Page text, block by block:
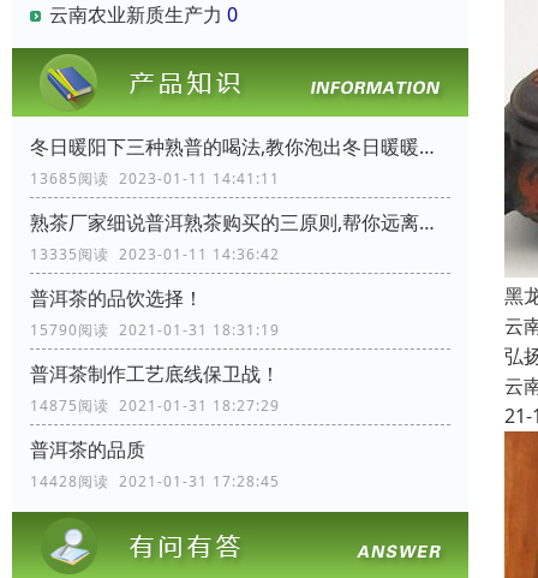
云南‌农业新质生产力‌ 0
冬日暖阳下三种熟普的喝法,教你泡出冬日暖暖的普洱熟茶
13685阅读 2023-01-11 14:41:11
熟茶厂家细说普洱熟茶购买的三原则,帮你远离购茶陷阱
13335阅读 2023-01-11 14:36:42
普洱茶的品饮选择！
15790阅读 2021-01-31 18:31:19
普洱茶制作工艺底线保卫战！
14875阅读 2021-01-31 18:27:29
普洱茶的品质
14428阅读 2021-01-31 17:28:45
黑
云
弘
云
21-